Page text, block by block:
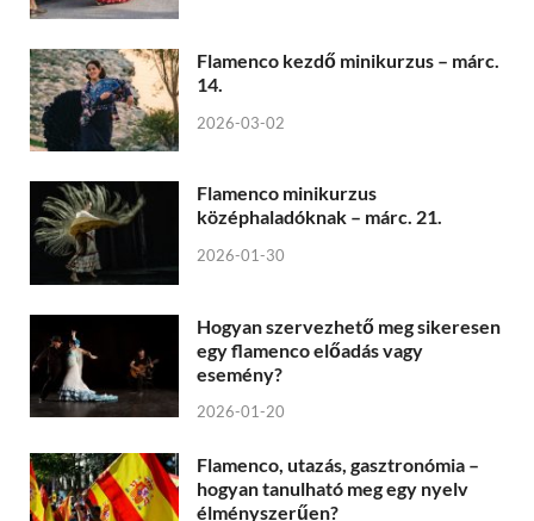
Flamenco kezdő minikurzus – márc.
14.
2026-03-02
Flamenco minikurzus
középhaladóknak – márc. 21.
2026-01-30
Hogyan szervezhető meg sikeresen
egy flamenco előadás vagy
esemény?
2026-01-20
Flamenco, utazás, gasztronómia –
hogyan tanulható meg egy nyelv
élményszerűen?